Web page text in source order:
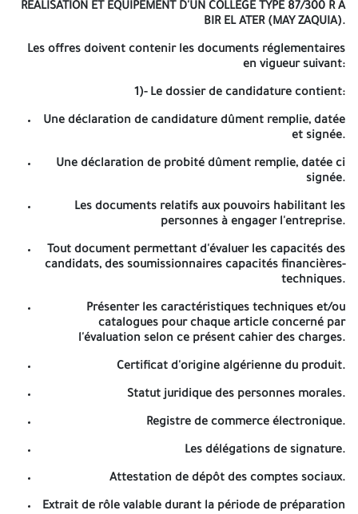
Lot N° 07: F/P Equipements de climatisation
Les Fabricants, Importateur et les vendeurs en gros qualifiés et
intéressés par le présent avis d'appel d'offres ouvert avec
principales et la nature des équipements à fournir dans ce cahier
des charges.
Les offres doivent comporter un dossier de candidature, une
offre technique et une offre financière.
Le dossier de candidature, l'offre technique et l'offre financière
la dénomination de l'entreprise, la référence et l'objet de l'appel
d'offres ainsi que la mention « dossier de candidature », « offre
technique » ou « offre financière », selon le cas. Ces enveloppes
sont mises dans une autre enveloppe cachetée et anonyme,
comportant la mention:
Direction de l'Education de la Wilaya de Tébessa.
A n'ouvrir que par la commission d'ouverture des plis et
d'évaluation des offres:
Avis d'appel d'offres ouvert avec exigence de capacités
minimales N°…./…….
REALISATION ET EQUIPEMENT D'UN COLLEGE TYPE 87/300 R A BIR
EL ATER (MAY ZAQUIA).
Les offres doivent contenir les documents réglementaires en
vigueur suivant:
REALISATION ET EQUIPEMENT D'UN COLLEGE TYPE 87/300 R A
BIR EL ATER (MAY ZAQUIA).
Les offres doivent contenir les documents réglementaires
en vigueur suivant:
1)- Le dossier de candidature contient:
Une déclaration de candidature dûment remplie, datée
et signée.
Une déclaration de probité dûment remplie, datée ci
signée.
Les documents relatifs aux pouvoirs habilitant les
personnes à engager l'entreprise.
Tout document permettant d'évaluer les capacités des
candidats, des soumissionnaires capacités financières-
techniques.
Présenter les caractéristiques techniques et/ou
catalogues pour chaque article concerné par
l'évaluation selon ce présent cahier des charges.
Certificat d'origine algérienne du produit.
Statut juridique des personnes morales.
Registre de commerce électronique.
Les délégations de signature.
Attestation de dépôt des comptes sociaux.
Extrait de rôle valable durant la période de préparation